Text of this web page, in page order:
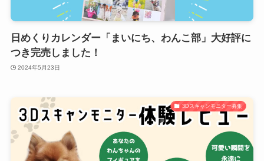
日めくりカレンダー「まいにち、わんこ部」大好評に
つき完売しました！
2024年5月23日
3Dスキャンモニター募集